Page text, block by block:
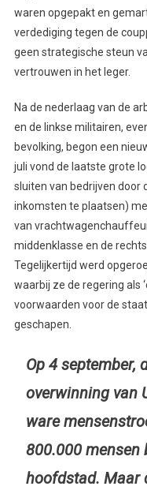
waren opgepakt en
verdediging tegen de
geen strategische steun
vertrouwen in het leger.
Na de nederlaag van de
en de linkse militairen,
bevolking, begon een
juli vond de laatste grote
sluiten van bedrijven door
inkomsten te plaatsen)
van
middenklasse en de
Tegelijkertijd werd
waarbij ze de regering als
voorwaarden voor de
geschapen.
Op 4 september,
overwinning van
ware
800.000 mensen
hoofdstad. Maar